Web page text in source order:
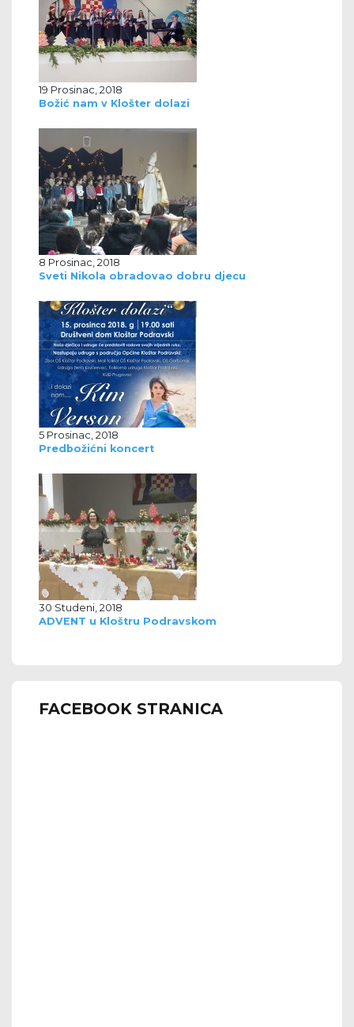
19 Prosinac, 2018
Božić nam v Klošter dolazi
8 Prosinac, 2018
Sveti Nikola obradovao dobru djecu
5 Prosinac, 2018
Predbožićni koncert
30 Studeni, 2018
ADVENT u Kloštru Podravskom
FACEBOOK STRANICA